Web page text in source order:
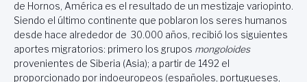
de Hornos, América es el resultado de un mestizaje variopinto.
Siendo el último continente que poblaron los seres humanos
desde hace alrededor de 30.000 años, recibió los siguientes
aportes migratorios: primero los grupos mongoloides
provenientes de Siberia (Asia); a partir de 1492 el
proporcionado por indoeuropeos (españoles, portugueses,